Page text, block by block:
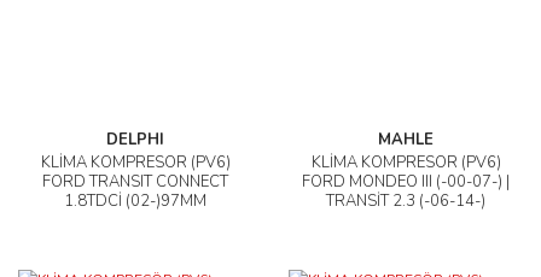
DELPHI
KLİMA KOMPRESÖR (PV6)
FORD TRANSIT CONNECT
1.8TDCİ (02-)97MM
MAHLE
KLİMA KOMPRESÖR (PV6)
FORD MONDEO III (-00-07-) |
TRANSİT 2.3 (-06-14-)